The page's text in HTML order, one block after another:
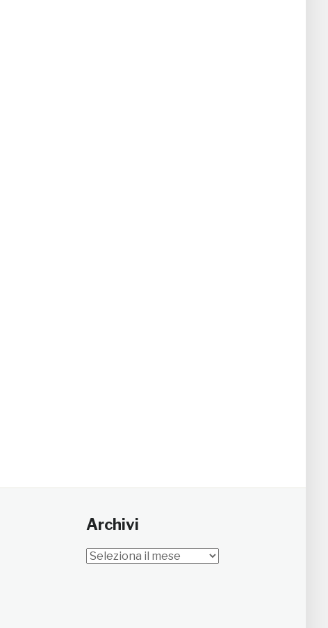
Archivi
Archivi